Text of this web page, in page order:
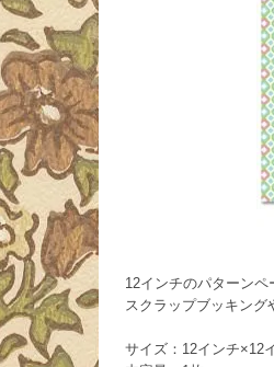
12インチのパターンペ
スクラップブッキング
サイズ：12インチ×12